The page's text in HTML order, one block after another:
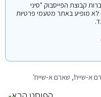
קבוצת הפייסבוק "סיני
שמו או שמה לא מופיע באתר מטעמי פרטיות
א-שייח', שארם א-שייח'